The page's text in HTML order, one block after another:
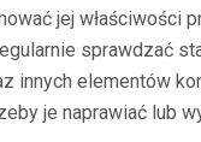
jej właściwości
sprawdzać
innych elementów
je naprawiać lub